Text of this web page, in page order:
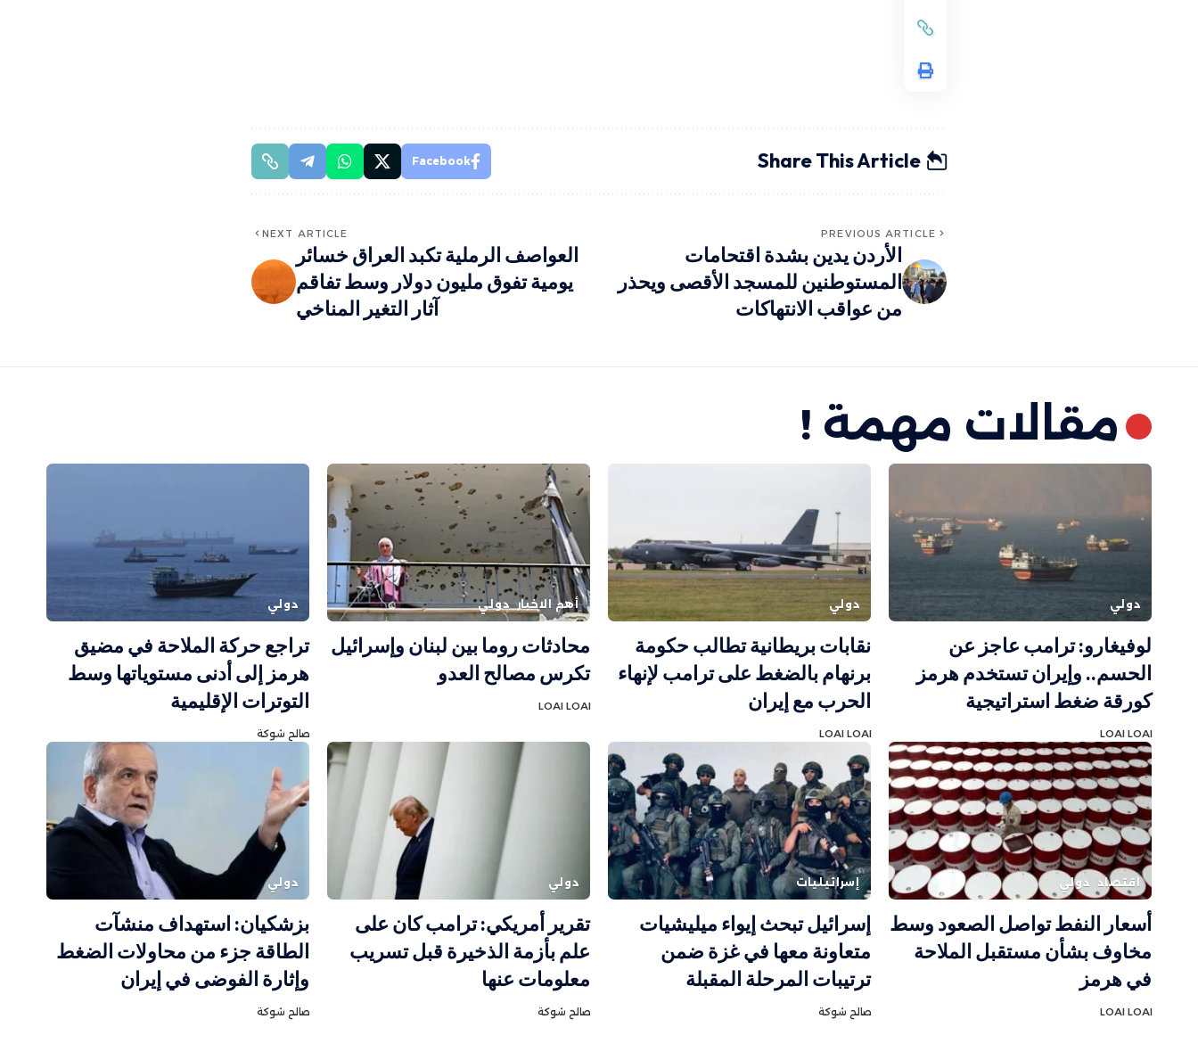
Share This Article
Facebook
PREVIOUS ARTICLE
الأردن يدين بشدة اقتحامات
المستوطنين للمسجد الأقصى ويحذر
من عواقب الانتهاكات
NEXT ARTICLE
العواصف الرملية تكبد العراق خسائر
يومية تفوق مليون دولار وسط تفاقم
آثار التغير المناخي
مقالات مهمة !
دولي
لوفيغارو: ترامب عاجز عن
الحسم.. وإيران تستخدم هرمز
كورقة ضغط استراتيجية
LOAI LOAI
دولي
نقابات بريطانية تطالب حكومة
برنهام بالضغط على ترامب لإنهاء
الحرب مع إيران
LOAI LOAI
أهم الاخبار دولي
محادثات روما بين لبنان وإسرائيل
تكرس مصالح العدو
LOAI LOAI
دولي
تراجع حركة الملاحة في مضيق
هرمز إلى أدنى مستوياتها وسط
التوترات الإقليمية
صالح شوكة
اقتصاد دولي
أسعار النفط تواصل الصعود وسط
مخاوف بشأن مستقبل الملاحة
في هرمز
LOAI LOAI
إسرائيليات
إسرائيل تبحث إيواء ميليشيات
متعاونة معها في غزة ضمن
ترتيبات المرحلة المقبلة
صالح شوكة
دولي
تقرير أمريكي: ترامب كان على
علم بأزمة الذخيرة قبل تسريب
معلومات عنها
صالح شوكة
دولي
بزشكيان: استهداف منشآت
الطاقة جزء من محاولات الضغط
وإثارة الفوضى في إيران
صالح شوكة